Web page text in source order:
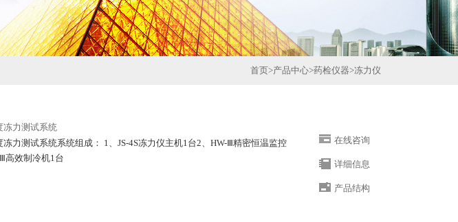
首页>产品中心>药检仪器>冻力仪
冻力测试系统
冻力测试系统系统组成： 1、JS-4S冻力仪主机1台2、HW-Ⅲ精密恒温监控
高效制冷机1台
在线咨询
详细信息
产品结构